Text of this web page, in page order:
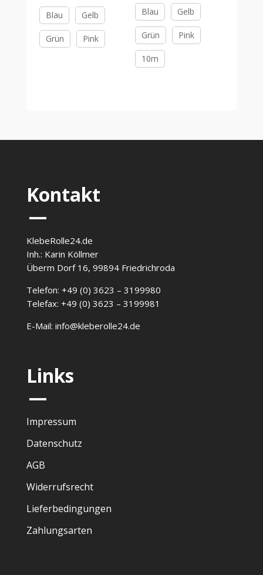
Blau Gelb
Grün Pink
Blau Gelb
Grün Pink
10m
Kontakt
—
KlebeRolle24.de
Inh.: Karin Köllmer
Überm Dorf 16, 99894 Friedrichroda
Telefon: +49 (0) 3623 – 3199980
Telefax: +49 (0) 3623 – 3199981
E-Mail: info@kleberolle24.de
Links
—
Impressum
Datenschutz
AGB
Widerrufsrecht
Lieferbedingungen
Zahlungsarten